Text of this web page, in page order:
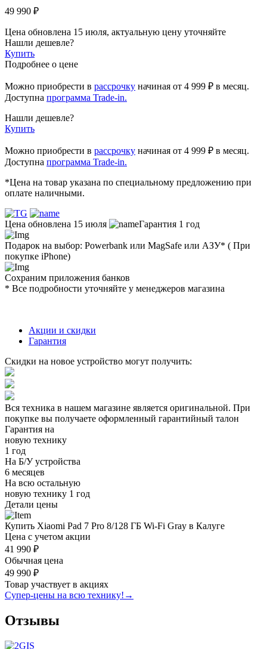
49 990 ₽
Цена обновлена 15 июля, актуальную цену уточняйте
Нашли дешевле?
Купить
Подробнее о цене
Можно приобрести в рассрочку начиная от 4 999 ₽ в месяц.
Доступна программа Trade-in.
Нашли дешевле?
Купить
Можно приобрести в рассрочку начиная от 4 999 ₽ в месяц.
Доступна программа Trade-in.
*Цена на товар указана по специальному предложению при
оплате наличными.
Цена обновлена 15 июля Гарантия 1 год
Подарок на выбор: Powerbank или MagSafe или AЗУ* ( При
покупке iPhone)
Сохраним приложения банков
* Все подробности уточняйте у менеджеров магазина
Акции и скидки
Гарантия
Скидки на новое устройство могут получить:
Вся техника в нашем магазине является оригинальной. При
покупке вы получаете оформленный гарантийный талон
Гарантия на
новую технику
1 год
На Б/У устройства
6 месяцев
На всю остальную
новую технику 1 год
Детали цены
Купить Xiaomi Pad 7 Pro 8/128 ГБ Wi-Fi Gray в Калуге
Цена с учетом акции
41 990 ₽
Обычная цена
49 990 ₽
Товар участвует в акциях
Супер-цены на всю технику! →
Отзывы